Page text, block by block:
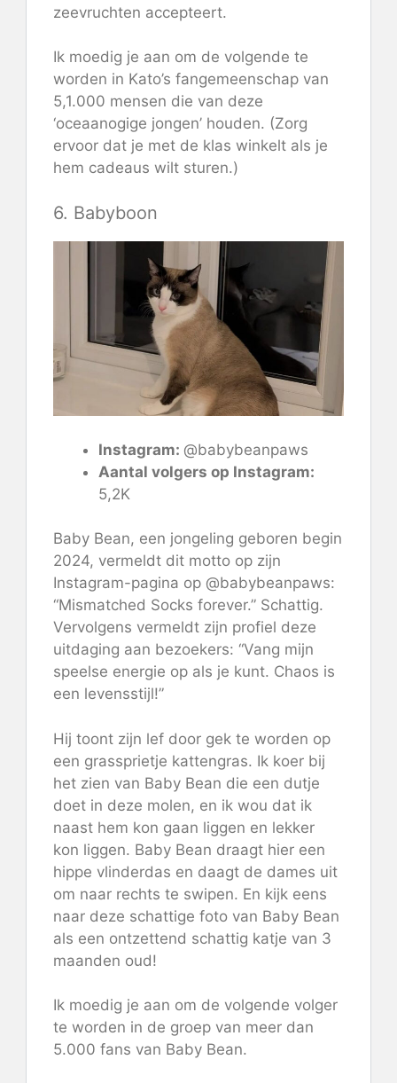
zeevruchten accepteert.
Ik moedig je aan om de volgende te
worden in Kato’s fangemeenschap van
5,1.000 mensen die van deze
‘oceaanogige jongen’ houden. (Zorg
ervoor dat je met de klas winkelt als je
hem cadeaus wilt sturen.)
6. Babyboon
Instagram: @babybeanpaws
Aantal volgers op Instagram:
5,2K
Baby Bean, een jongeling geboren begin
2024, vermeldt dit motto op zijn
Instagram-pagina op @babybeanpaws:
“Mismatched Socks forever.” Schattig.
Vervolgens vermeldt zijn profiel deze
uitdaging aan bezoekers: “Vang mijn
speelse energie op als je kunt. Chaos is
een levensstijl!”
Hij toont zijn lef door gek te worden op
een grassprietje kattengras. Ik koer bij
het zien van Baby Bean die een dutje
doet in deze molen, en ik wou dat ik
naast hem kon gaan liggen en lekker
kon liggen. Baby Bean draagt ​​hier een
hippe vlinderdas en daagt de dames uit
om naar rechts te swipen. En kijk eens
naar deze schattige foto van Baby Bean
als een ontzettend schattig katje van 3
maanden oud!
Ik moedig je aan om de volgende volger
te worden in de groep van meer dan
5.000 fans van Baby Bean.